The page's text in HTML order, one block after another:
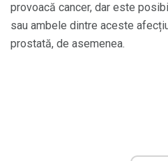
provoacă cancer, dar este
sau ambele dintre aceste
prostată, de asemenea.